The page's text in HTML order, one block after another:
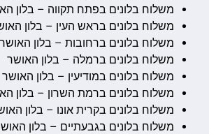
משלוח בלונים בפתח תקווה – בלון
משלוח בלונים בראש העין – בלון
משלוח בלונים ברחובות – בלון האושר
משלוח בלונים ברמלה – בלון האושר
משלוח בלונים במודיעין – בלון האושר
משלוח בלונים ברמת השרון – בלון
משלוח בלונים בקרית אונו – בלון
משלוח בלונים בגבעתיים – בלון